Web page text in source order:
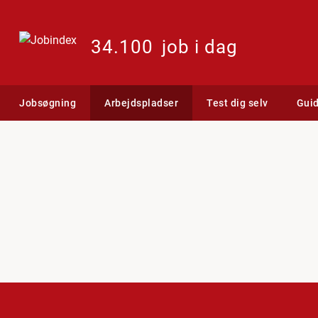
34.100 job i dag
Jobsøgning Arbejdspladser Test dig selv